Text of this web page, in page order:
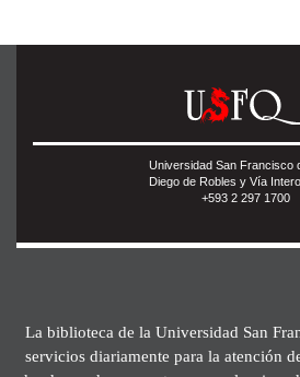
Universidad San Francisco
Diego de Robles y Vía
+593 2 297 1700
La biblioteca de la Universidad San
servicios diariamente para la atención